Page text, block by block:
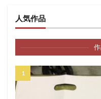
人気作品